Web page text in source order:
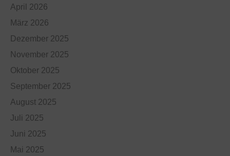
April 2026
März 2026
Dezember 2025
November 2025
Oktober 2025
September 2025
August 2025
Juli 2025
Juni 2025
Mai 2025